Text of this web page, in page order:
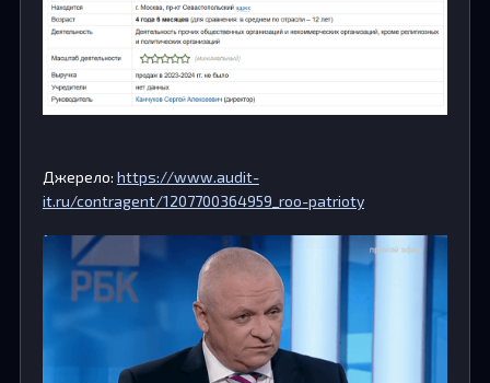
Джерело: https://www.audit-
it.ru/contragent/1207700364959_roo-patrioty